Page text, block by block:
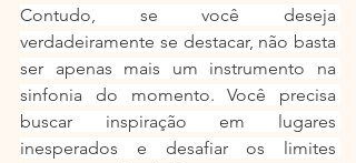
Contudo, se você deseja
verdadeiramente se destacar, não basta
ser apenas mais um instrumento na
sinfonia do momento. Você precisa
buscar inspiração em lugares
inesperados e desafiar os limites